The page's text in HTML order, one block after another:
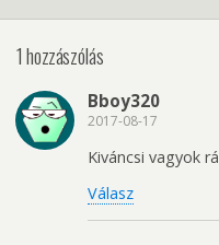
1 hozzászólás
Bboy320
2017-08-17
Kiváncsi vagyok rá
Válasz